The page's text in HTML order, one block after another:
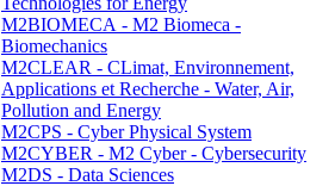
M2BIOMECA - M2 Biomeca -
Biomechanics
M2CLEAR - CLimat, Environnement,
Applications et Recherche - Water, Air,
Pollution and Energy
M2CPS - Cyber Physical System
M2CYBER - M2 Cyber - Cybersecurity
M2DS - Data Sciences